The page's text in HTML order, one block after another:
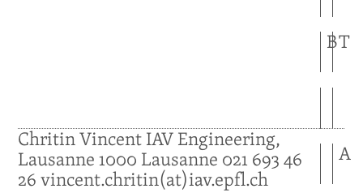
BT
ChritinVincentIAV Engineering,
Lausanne1000 Lausanne 021 693 46
26vincent.chritin(at)iav.epfl.ch
A